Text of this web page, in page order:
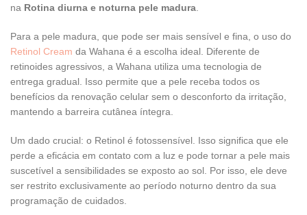
na Rotina diurna e noturna pele madura
Para a pele madura, que pode ser mais sensível e fina, o uso do
Retinol Cream da Wahana é a escolha ideal. Diferente de
retinoides agressivos, a Wahana utiliza uma tecnologia de
entrega gradual. Isso permite que a pele receba todos os
benefícios da renovação celular sem o desconforto da irritação,
mantendo a barreira cutânea íntegra.
Um dado crucial: o Retinol é fotossensível. Isso significa que ele
perde a eficácia em contato com a luz e pode tornar a pele mais
suscetível a sensibilidades se exposto ao sol. Por isso, ele deve
ser restrito exclusivamente ao período noturno dentro da sua
programação de cuidados.